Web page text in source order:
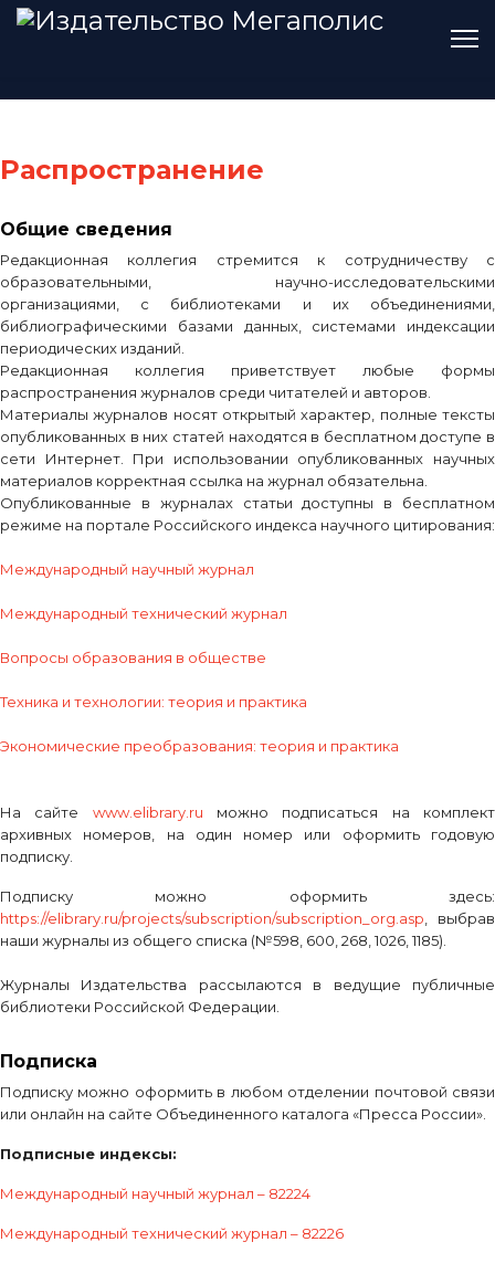
Распространение
Общие сведения
Редакционная коллегия стремится к сотрудничеству с
образовательными, научно-исследовательскими
организациями, с библиотеками и их объединениями,
библиографическими базами данных, системами индексации
периодических изданий.
Редакционная коллегия приветствует любые формы
распространения журналов среди читателей и авторов.
Материалы журналов носят открытый характер, полные тексты
опубликованных в них статей находятся в бесплатном доступе в
сети Интернет. При использовании опубликованных научных
материалов корректная ссылка на журнал обязательна.
Опубликованные в журналах статьи доступны в бесплатном
режиме на портале Российского индекса научного цитирования:
Международный научный журнал
Международный технический журнал
Вопросы образования в обществе
Техника и технологии: теория и практика
Экономические преобразования: теория и практика
На сайте www.elibrary.ru можно подписаться на комплект
архивных номеров, на один номер или оформить годовую
подписку.
Подписку можно оформить здесь:
https://elibrary.ru/projects/subscription/subscription_org.asp , выбрав
наши журналы из общего списка (№598, 600, 268, 1026, 1185).
Журналы Издательства рассылаются в ведущие публичные
библиотеки Российской Федерации.
Подписка
Подписку можно оформить в любом отделении почтовой связи
или онлайн на сайте Объединенного каталога «Пресса России».
Подписные индексы:
Международный научный журнал – 82224
Международный технический журнал – 82226